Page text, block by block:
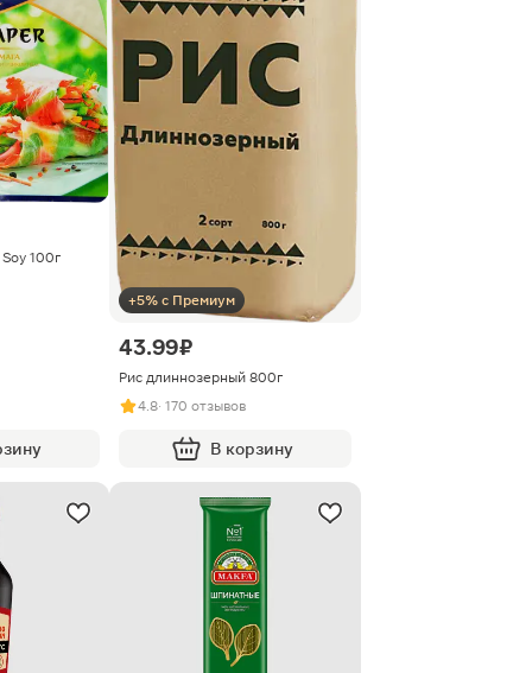
100г
+5% с Премиум
43.99 ₽
Рис длиннозерный 800г
4.8· 170 отзывов
В корзину